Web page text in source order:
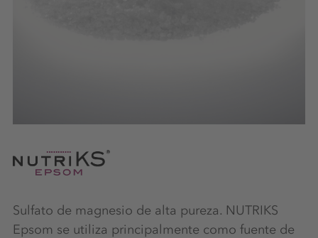
Sulfato de magnesio de alta pureza. NUTRIKS
Epsom se utiliza principalmente como fuente de